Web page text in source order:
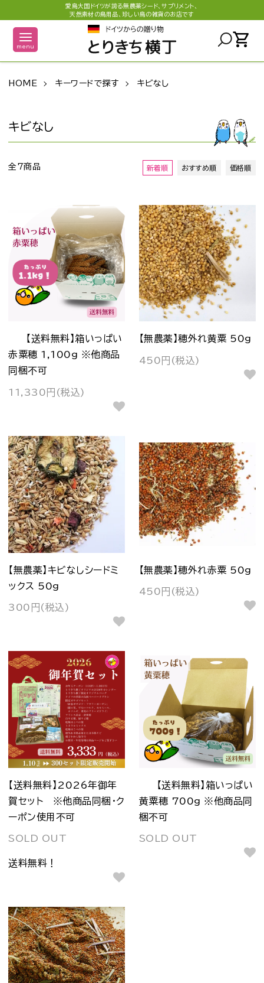
愛鳥大国ドイツが誇る無農薬シード、サプリメント、
天然素材の鳥用品、珍しい鳥の雑貨のお店です
menu shopping_cart
HOME キーワードで探す キビなし
キビなし
全7商品 新着順 おすすめ順 価格順
【送料無料】箱いっぱい
赤粟穂 1,100g ※他商品
同梱不可
11,330円(税込)
【無農薬】穂外れ黄粟 50g
450円(税込)
【無農薬】キビなしシードミ
ックス 50g
300円(税込)
【無農薬】穂外れ赤粟 50g
450円(税込)
【送料無料】2026年御年
賀セット ※他商品同梱・ク
ーポン使用不可
SOLD OUT
送料無料！
【送料無料】箱いっぱい
黄粟穂 700g ※他商品同
梱不可
SOLD OUT